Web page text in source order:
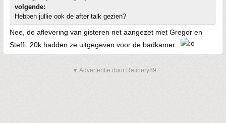
volgende:
Hebben jullie ook de after talk gezien?
Nee, de aflevering van gisteren net aangezet met Gregor en
Steffi. 20k hadden ze uitgegeven voor de badkamer..
▼ Advertentie door Refinery89